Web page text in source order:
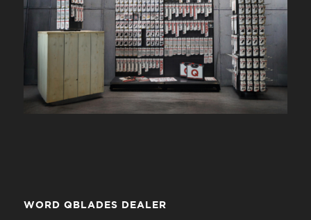
WORD QBLADES DEALER